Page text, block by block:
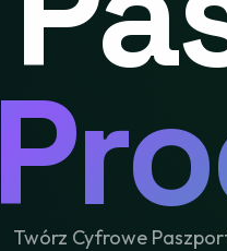
Twórz Cyfrowe